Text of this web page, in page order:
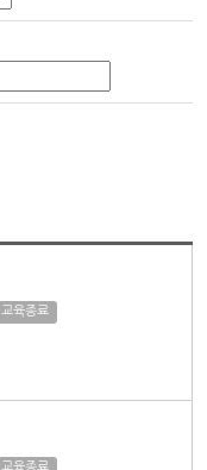
교육종료
교육종료